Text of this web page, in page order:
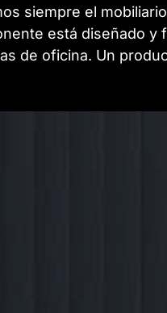
siempre el
está diseñado
de oficina. Un